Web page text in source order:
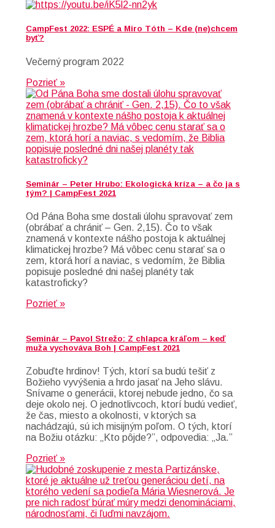
CampFest 2022: ESPÉ a Miro Tóth – Kde (ne)chcem
byť?
Večerný program 2022
Pozrieť »
Seminár – Peter Hrubo: Ekologická kríza – a čo ja s
tým? | CampFest 2021
Od Pána Boha sme dostali úlohu spravovať zem
(obrábať a chrániť – Gen. 2,15). Čo to však
znamená v kontexte nášho postoja k aktuálnej
klimatickej hrozbe? Má vôbec cenu starať sa o
zem, ktorá horí a naviac, s vedomím, že Biblia
popisuje posledné dni našej planéty tak
katastroficky?
Pozrieť »
Seminár – Pavol Strežo: Z chlapca kráľom – keď
muža vychováva Boh | CampFest 2021
Zobuďte hrdinov! Tých, ktorí sa budú tešiť z
Božieho vyvýšenia a hrdo jasať na Jeho slávu.
Snívame o generácii, ktorej nebude jedno, čo sa
deje okolo nej. O jednotlivcoch, ktorí budú vedieť,
že čas, miesto a okolnosti, v ktorých sa
nachádzajú, sú ich misijným poľom. O tých, ktorí
na Božiu otázku: „Kto pôjde?”, odpovedia: „Ja.”
Pozrieť »